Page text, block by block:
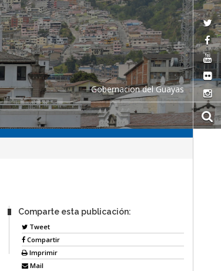
Gobernacion del Guayas
Comparte esta publicación:
Tweet
Compartir
Imprimir
Mail